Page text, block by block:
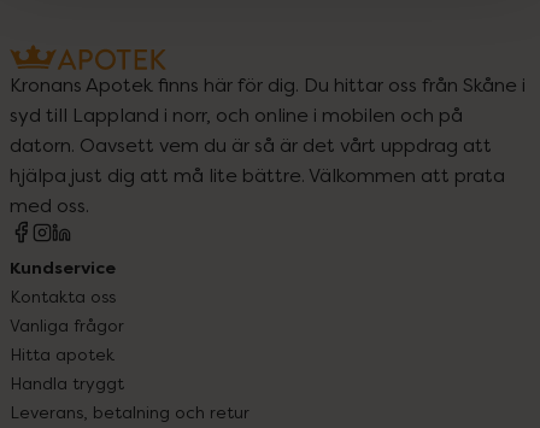
Kronans Apotek finns här för dig. Du hittar oss från Skåne i
syd till Lappland i norr, och online i mobilen och på
datorn. Oavsett vem du är så är det vårt uppdrag att
hjälpa just dig att må lite bättre. Välkommen att prata
med oss.
Kundservice
Kontakta oss
Vanliga frågor
Hitta apotek
Handla tryggt
Leverans, betalning och retur